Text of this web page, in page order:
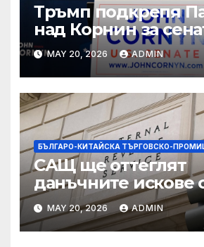
Тръмп подкрепя
над Корнин за
Тексас в шокираща
подкрепа
MAY 20, 2026 ADMIN
БЪЛГАРО-КИТАЙСКА ТЪРГОВСКО-
САЩ ще оттеглят
данъчните искове
Тръмп „завинаги“ в
сделката за
IRS
MAY 20, 2026 ADMIN